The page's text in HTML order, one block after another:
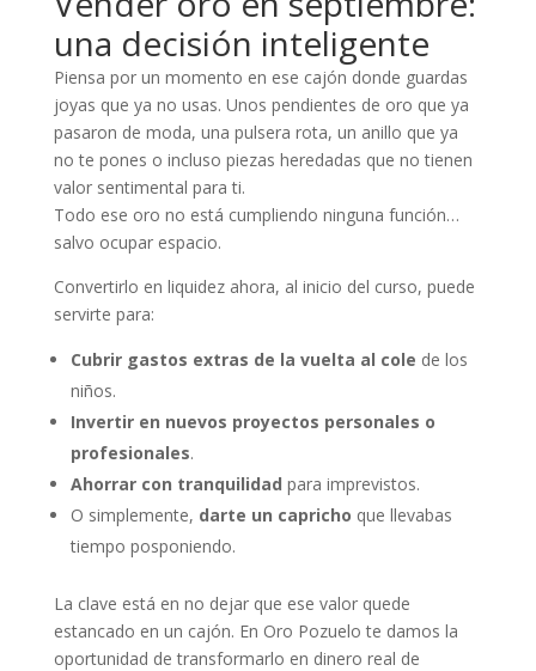
una decisión inteligente
Piensa por un momento en ese cajón donde guardas
joyas que ya no usas. Unos pendientes de oro que ya
pasaron de moda, una pulsera rota, un anillo que ya
no te pones o incluso piezas heredadas que no tienen
valor sentimental para ti.
Todo ese oro no está cumpliendo ninguna función…
salvo ocupar espacio.
Convertirlo en liquidez ahora, al inicio del curso, puede
servirte para:
Cubrir gastos extras de la vuelta al cole de los
niños.
Invertir en nuevos proyectos personales o
profesionales.
Ahorrar con tranquilidad para imprevistos.
O simplemente, darte un capricho que llevabas
tiempo posponiendo.
La clave está en no dejar que ese valor quede
estancado en un cajón. En Oro Pozuelo te damos la
oportunidad de transformarlo en dinero real de